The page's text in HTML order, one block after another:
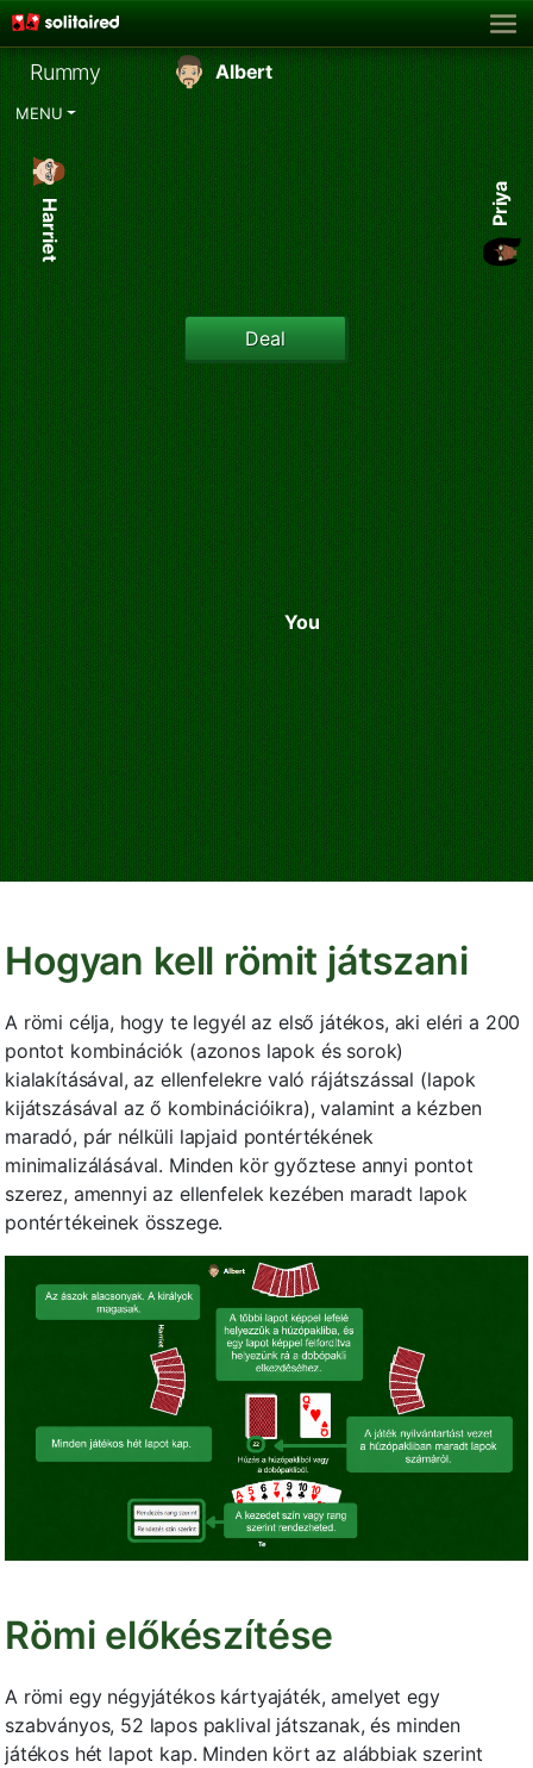
Rummy
MENU
Deal
You
Harriet
Albert
Priya
Hogyan kell römit játszani
A römi célja, hogy te legyél az első játékos, aki eléri a 200
pontot kombinációk (azonos lapok és sorok)
kialakításával, az ellenfelekre való rájátszással (lapok
kijátszásával az ő kombinációikra), valamint a kézben
maradó, pár nélküli lapjaid pontértékének
minimalizálásával. Minden kör győztese annyi pontot
szerez, amennyi az ellenfelek kezében maradt lapok
pontértékeinek összege.
Römi előkészítése
A römi egy négyjátékos kártyajáték, amelyet egy
szabványos, 52 lapos paklival játszanak, és minden
játékos hét lapot kap. Minden kört az alábbiak szerint